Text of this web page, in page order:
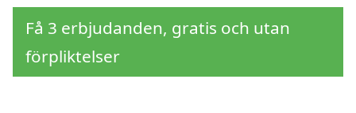
Få 3 erbjudanden, gratis och utan
förpliktelser